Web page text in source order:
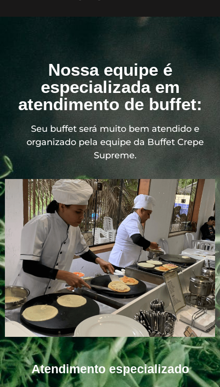
Nossa equipe é
especializada em
atendimento de buffet:
Seu buffet será muito bem atendido e
organizado pela equipe da Buffet Crepe
Supreme.
Atendimento especializado